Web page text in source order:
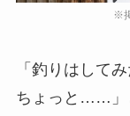
「釣りはして
ちょっと……」